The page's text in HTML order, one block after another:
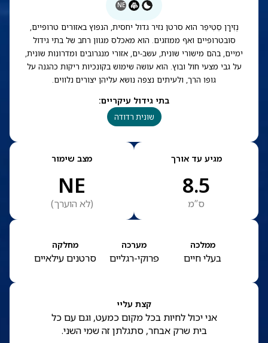
NE
נְזִירָן סֵטִיפֵר הוא סרטן נזיר גדול יחסית, הנפוץ באזורים טרופיים,
סובטרופיים ואף ממוזגים. הוא מאכלס מגוון רחב של בתי גידול
ימיים, בהם מישורי שונית, עשב-ים, אזורי מנגרובים ומדרונות שונית,
על גבי מצעי חול ובוץ. הוא עושה שימוש בקונכיות ריקות כהגנה על
גופו הרך, ולעיתים נצפה נושא עליהן יצורים נלווים.
בתי גידול עיקריים:
שונית רדודה
מגיע עד אורך
8.5
ס”מ
מצב שימור
NE
(לא הוערך)
ממלכה
בעלי חיים
מערכה
פרוקי-רגליים
מחלקה
סרטנים עילאיים
קצת עליי
אני יכול לחיות בכל מקום כמעט, וגם עם כל
בית שרק אבחר, סתגלתן זה שמי השני.